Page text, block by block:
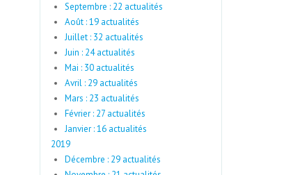
Septembre : 22 actualités
Août : 19 actualités
Juillet : 32 actualités
Juin : 24 actualités
Mai : 30 actualités
Avril : 29 actualités
Mars : 23 actualités
Février : 27 actualités
Janvier : 16 actualités
2019
Décembre : 29 actualités